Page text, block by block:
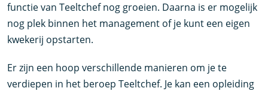
functie van Teeltchef nog groeien. Daarna is er mogelijk
nog plek binnen het management of je kunt een eigen
kwekerij opstarten.
Er zijn een hoop verschillende manieren om je te
verdiepen in het beroep Teeltchef. Je kan een opleiding